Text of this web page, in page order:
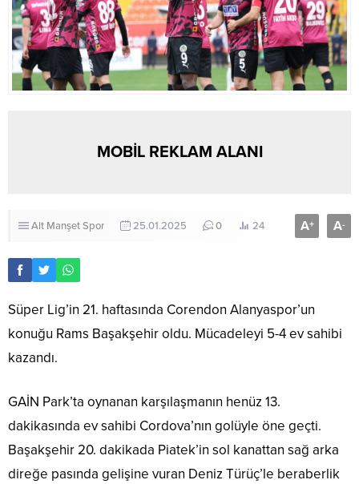
MOBİL REKLAM ALANI
Alt ManşetSpor 25.01.2025 0 24 A+ A-
Süper Lig’in 21. haftasında Corendon Alanyaspor’un
konuğu Rams Başakşehir oldu. Mücadeleyi 5-4 ev sahibi
kazandı.
GAİN Park’ta oynanan karşılaşmanın henüz 13.
dakikasında ev sahibi Cordova’nın golüyle öne geçti.
Başakşehir 20. dakikada Piatek’in sol kanattan sağ arka
direğe pasında gelişine vuran Deniz Türüç’le beraberlik